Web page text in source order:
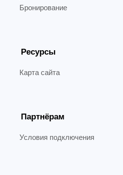
Бронирование
Ресурсы
Карта сайта
Партнёрам
Условия подключения